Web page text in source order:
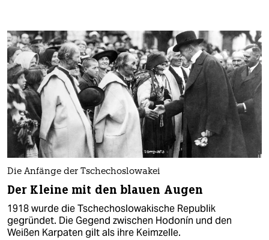
Die Anfänge der Tschechoslowakei
Der Kleine mit den blauen Augen
1918 wurde die Tschechoslowakische Republik
gegründet. Die Gegend zwischen Hodonín und den
Weißen Karpaten gilt als ihre Keimzelle.